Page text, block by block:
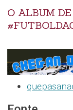
O ALBUM